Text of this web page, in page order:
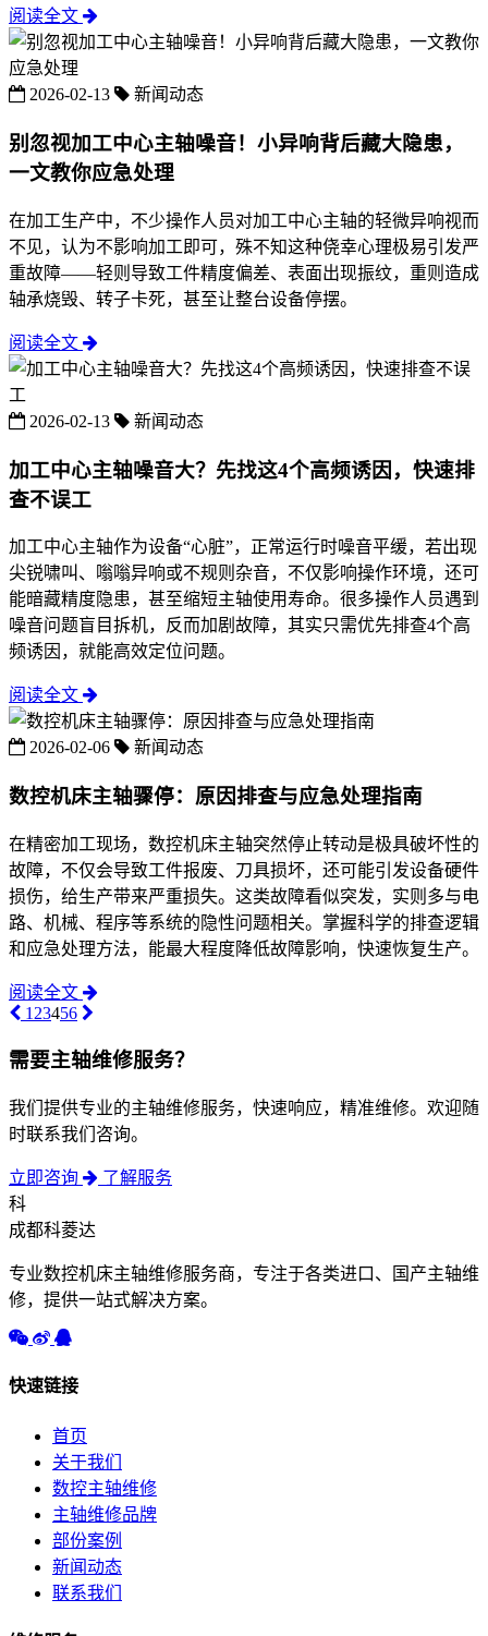
阅读全文
2026-02-13 新闻动态
别忽视加工中心主轴噪音！小异响背后藏大隐患，
一文教你应急处理
在加工生产中，不少操作人员对加工中心主轴的轻微异响视而
不见，认为不影响加工即可，殊不知这种侥幸心理极易引发严
重故障——轻则导致工件精度偏差、表面出现振纹，重则造成
轴承烧毁、转子卡死，甚至让整台设备停摆。
阅读全文
2026-02-13 新闻动态
加工中心主轴噪音大？先找这4个高频诱因，快速排
查不误工
加工中心主轴作为设备“心脏”，正常运行时噪音平缓，若出现
尖锐啸叫、嗡嗡异响或不规则杂音，不仅影响操作环境，还可
能暗藏精度隐患，甚至缩短主轴使用寿命。很多操作人员遇到
噪音问题盲目拆机，反而加剧故障，其实只需优先排查4个高
频诱因，就能高效定位问题。
阅读全文
2026-02-06 新闻动态
数控机床主轴骤停：原因排查与应急处理指南​
在精密加工现场，数控机床主轴突然停止转动是极具破坏性的
故障，不仅会导致工件报废、刀具损坏，还可能引发设备硬件
损伤，给生产带来严重损失。这类故障看似突发，实则多与电
路、机械、程序等系统的隐性问题相关。掌握科学的排查逻辑
和应急处理方法，能最大程度降低故障影响，快速恢复生产。​
阅读全文
1 23456
需要主轴维修服务？
我们提供专业的主轴维修服务，快速响应，精准维修。欢迎随
时联系我们咨询。
立即咨询
了解服务
科
成都科菱达
专业数控机床主轴维修服务商，专注于各类进口、国产主轴维
修，提供一站式解决方案。
快速链接
首页
关于我们
数控主轴维修
主轴维修品牌
部份案例
新闻动态
联系我们